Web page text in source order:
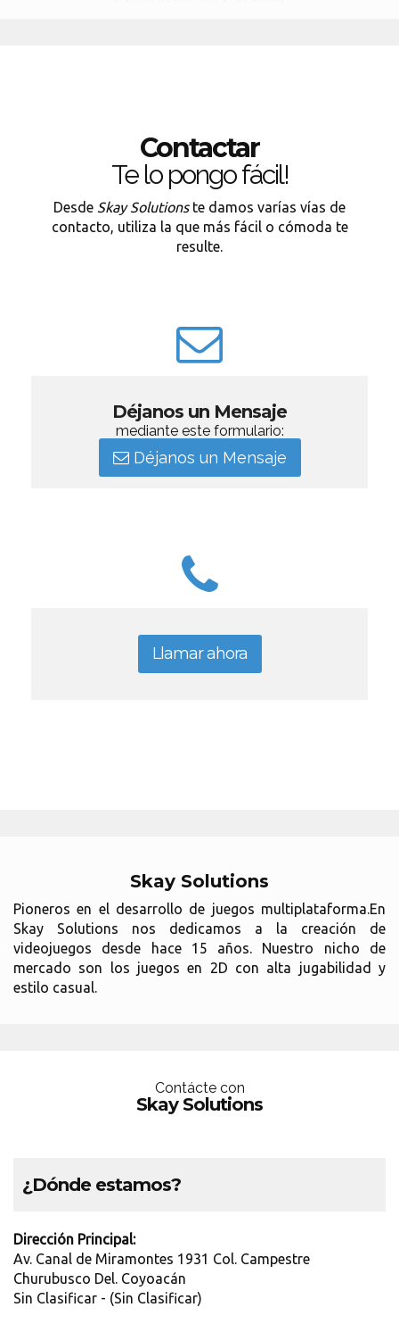
Contactar
Te lo pongo fácil!
Desde Skay Solutionste damos varías vías de
contacto, utiliza la que más fácil o cómoda te
resulte.
Déjanos un Mensaje
mediante este formulario:
Déjanos un Mensaje
Llamar ahora
Skay Solutions
Pioneros en el desarrollo de juegos multiplataforma.En
Skay Solutions nos dedicamos a la creación de
videojuegos desde hace 15 años. Nuestro nicho de
mercado son los juegos en 2D con alta jugabilidad y
estilo casual.
Contácte con
Skay Solutions
¿Dónde estamos?
Dirección Principal:
Av. Canal de Miramontes 1931 Col. Campestre
Churubusco Del. Coyoacán
Sin Clasificar - (Sin Clasificar)